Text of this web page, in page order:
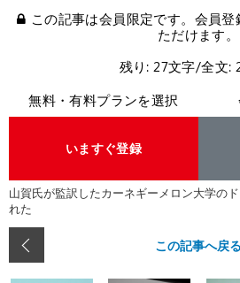
この記事は会員限定です。会員
ただけます。
残り: 27文字/全文:
無料・有料プランを選択
いますぐ登録
山賀氏が監訳したカーネギーメロン大学の
れた
この記事へ戻る